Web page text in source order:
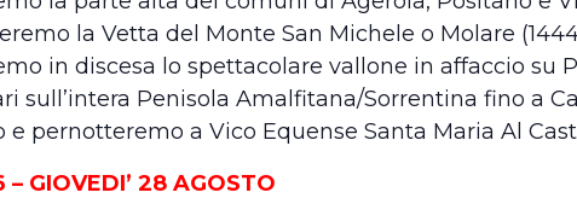
la Vetta del Monte San Michele o Molare
in discesa lo spettacolare vallone in affaccio su
sull’intera Penisola Amalfitana/Sorrentina fino a
e pernotteremo a Vico Equense Santa Maria Al
– GIOVEDI’ 28 AGOSTO